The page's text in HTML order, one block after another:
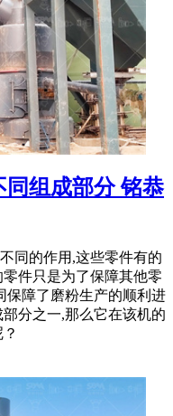
组成部分 铭恭
同的作用,这些零件有的
件只是为了保障其他零
保障了磨粉生产的顺利进
分之一,那么它在该机的